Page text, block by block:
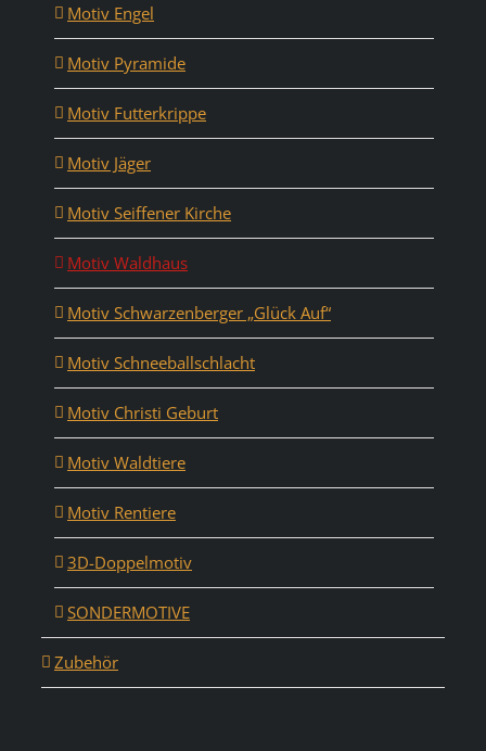
Motiv Engel
Motiv Pyramide
Motiv Futterkrippe
Motiv Jäger
Motiv Seiffener Kirche
Motiv Waldhaus
Motiv Schwarzenberger „Glück Auf“
Motiv Schneeballschlacht
Motiv Christi Geburt
Motiv Waldtiere
Motiv Rentiere
3D-Doppelmotiv
SONDERMOTIVE
Zubehör